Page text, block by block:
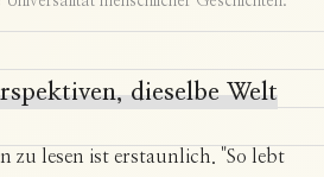
dieselbe Welt
zu lesen ist erstaunlich. "So lebt